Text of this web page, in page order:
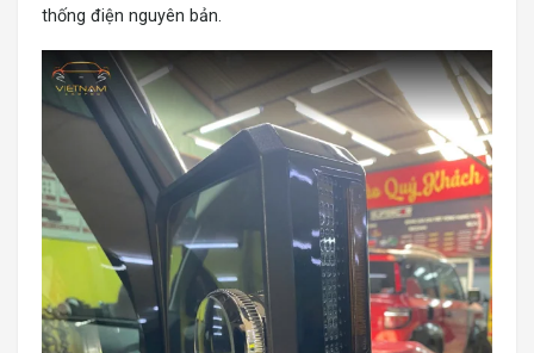
thống điện nguyên bản.